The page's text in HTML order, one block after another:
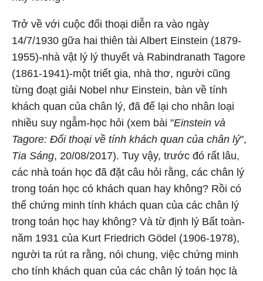
Trở về với cuộc đối thoại diễn ra vào ngày
14/7/1930 gữa hai thiên tài Albert Einstein (1879-
1955)-nhà vật lý lý thuyết và Rabindranath Tagore
(1861-1941)-một triết gia, nhà thơ, người cũng
từng đoạt giải Nobel như Einstein, bàn về tính
khách quan của chân lý, đã để lại cho nhân loại
nhiều suy ngẫm-học hỏi (xem bài "Einstein và
Tagore: Đối thoại về tính khách quan của chân lý",
Tia Sáng, 20/08/2017). Tuy vậy, trước đó rất lâu,
các nhà toán học đã đặt câu hỏi rằng, các chân lý
trong toán học có khách quan hay không? Rồi có
thể chứng minh tính khách quan của các chân lý
trong toán học hay không? Và từ định lý Bất toàn-
năm 1931 của Kurt Friedrich Gödel (1906-1978),
người ta rút ra rằng, nói chung, việc chứng minh
cho tính khách quan của các chân lý toán học là